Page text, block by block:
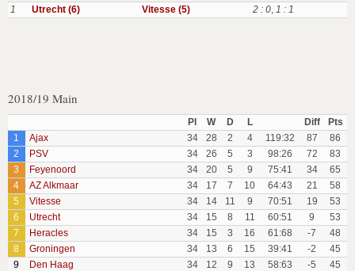
1
Utrecht (6) Vitesse (5) 2 : 0, 1 : 1
2018/19 Main
Pl W D L Diff
Pts
1
Ajax 34 28 2 4 119:32 87
86
2
PSV 34 26 5 3 98:26 72
83
3
Feyenoord 34 20 5 9 75:41 34
65
4
AZ Alkmaar 34 17 7 10 64:43 21
58
5
Vitesse 34 14 11 9 70:51 19
53
6
Utrecht 34 15 8 11 60:51 9
53
7
Heracles 34 15 3 16 61:68 -7
48
8
Groningen 34 13 6 15 39:41 -2
45
9
Den Haag 34 12 9 13 58:63 -5
45